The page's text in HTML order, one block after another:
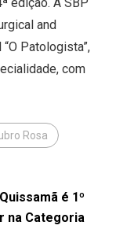
and
Patologista”,
com
Rosa
Quissamã é 1º
na Categoria